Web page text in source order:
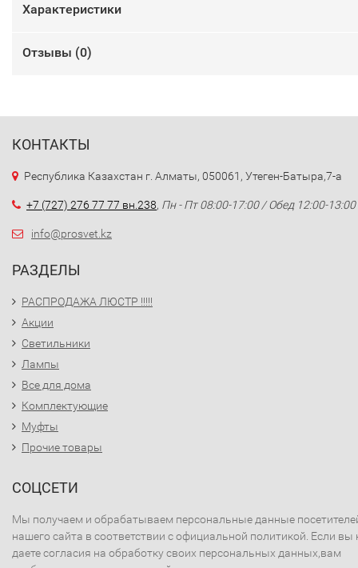
Характеристики
Отзывы (0)
КОНТАКТЫ
Республика Казахстан г. Алматы, 050061, Утеген-Батыра,7-а
+7 (727) 276 77 77 вн.238, Пн - Пт 08:00-17:00 / Обед 12:00-13:00
info@prosvet.kz
РАЗДЕЛЫ
РАСПРОДАЖА ЛЮСТР !!!!!
Акции
Светильники
Лампы
Все для дома
Комплектующие
Муфты
Прочие товары
СОЦСЕТИ
Мы получаем и обрабатываем персональные данные
нашего сайта в соответствии с официальной политикой. Если вы
даете согласия на обработку своих персональных данных,вам